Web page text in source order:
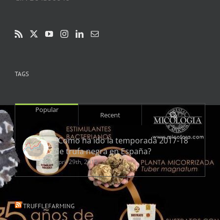
TAGS
Popular
Recent Comments
¿Como ha ido la temporada 2017-18
de trufa negra en España?
April 29th, 2018
TRUFFLEFARMING